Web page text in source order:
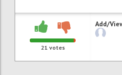
21 votes
Add/